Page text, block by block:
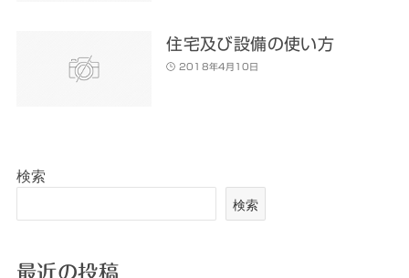
住宅及び設備の使い方
2018年4月10日
検索
検索
最近の投稿